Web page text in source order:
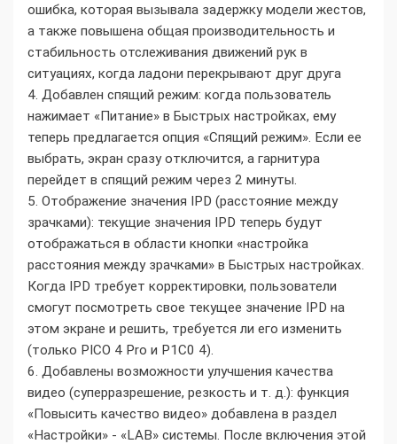
ошибка, которая вызывала задержку модели жестов,
а также повышена общая производительность и
стабильность отслеживания движений рук в
ситуациях, когда ладони перекрывают друг друга
4. Добавлен спящий режим: когда пользователь
нажимает «Питание» в Быстрых настройках, ему
теперь предлагается опция «Спящий режим». Если ее
выбрать, экран сразу отключится, а гарнитура
перейдет в спящий режим через 2 минуты.
5. Отображение значения IPD (расстояние между
зрачками): текущие значения IPD теперь будут
отображаться в области кнопки «настройка
расстояния между зрачками» в Быстрых настройках.
Когда IPD требует корректировки, пользователи
смогут посмотреть свое текущее значение IPD на
этом экране и решить, требуется ли его изменить
(только PICO 4 Pro и Р1С0 4).
6. Добавлены возможности улучшения качества
видео (суперразрешение, резкость и т. д.): функция
«Повысить качество видео» добавлена в раздел
«Настройки» - «LAB» системы. После включения этой